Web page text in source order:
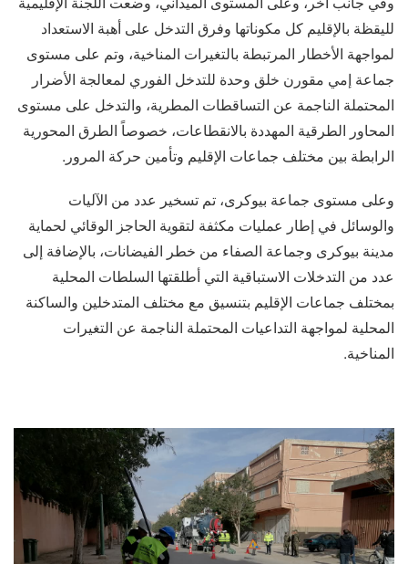
لليقظة بالإقليم كل مكوناتها وفرق التدخل على أهبة الاستعداد
لمواجهة الأخطار المرتبطة بالتغيرات المناخية، وتم على مستوى
جماعة إمي مقورن خلق وحدة للتدخل الفوري لمعالجة الأضرار
المحتملة الناجمة عن التساقطات المطرية، والتدخل على مستوى
المحاور الطرقية المهددة بالانقطاعات، خصوصاً الطرق المحورية
الرابطة بين مختلف جماعات الإقليم وتأمين حركة المرور.
وعلى مستوى جماعة بيوكرى، تم تسخير عدد من الآليات
والوسائل في إطار عمليات مكثفة لتقوية الحاجز الوقائي لحماية
مدينة بيوكرى وجماعة الصفاء من خطر الفيضانات، بالإضافة إلى
عدد من التدخلات الاستباقية التي أطلقتها السلطات المحلية
بمختلف جماعات الإقليم بتنسيق مع مختلف المتدخلين والساكنة
المحلية لمواجهة التداعيات المحتملة الناجمة عن التغيرات
المناخية.